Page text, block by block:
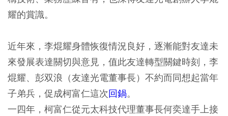
耀的賞識。
近年來，李焜耀身體恢復情況良好，逐漸能對友達未
來發展表達關切與意見，值此友達轉型關鍵時刻，李
焜耀、彭双浪（友達光電董事長）不約而同想起當年
子弟兵，促成柯富仁這次回鍋。
一四年，柯富仁從元太科技代理董事長何奕達手上接